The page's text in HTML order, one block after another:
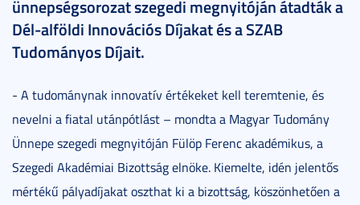
ünnepségsorozat szegedi megnyitóján átadták a
Dél-alföldi Innovációs Díjakat és a SZAB
Tudományos Díjait.
- A tudománynak innovatív értékeket kell teremtenie, és
nevelni a fiatal utánpótlást – mondta a Magyar Tudomány
Ünnepe szegedi megnyitóján Fülöp Ferenc akadémikus, a
Szegedi Akadémiai Bizottság elnöke. Kiemelte, idén jelentős
mértékű pályadíjakat oszthat ki a bizottság, köszönhetően a